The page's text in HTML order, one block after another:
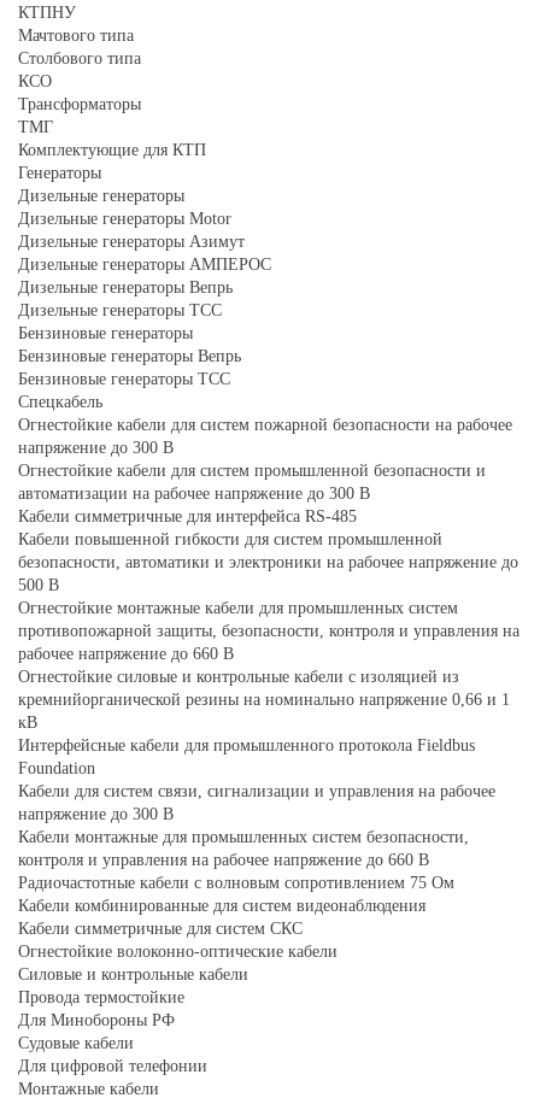
КТПНУ
Мачтового типа
Столбового типа
КСО
Трансформаторы
ТМГ
Комплектующие для КТП
Генераторы
Дизельные генераторы
Дизельные генераторы Motor
Дизельные генераторы Азимут
Дизельные генераторы АМПЕРОС
Дизельные генераторы Вепрь
Дизельные генераторы ТСС
Бензиновые генераторы
Бензиновые генераторы Вепрь
Бензиновые генераторы ТСС
Спецкабель
Огнестойкие кабели для систем пожарной безопасности на рабочее
напряжение до 300 В
Огнестойкие кабели для систем промышленной безопасности и
автоматизации на рабочее напряжение до 300 В
Кабели симметричные для интерфейса RS-485
Кабели повышенной гибкости для систем промышленной
безопасности, автоматики и электроники на рабочее напряжение до
500 В
Огнестойкие монтажные кабели для промышленных систем
противопожарной защиты, безопасности, контроля и управления на
рабочее напряжение до 660 В
Огнестойкие силовые и контрольные кабели с изоляцией из
кремнийорганической резины на номинально напряжение 0,66 и 1
кВ
Интерфейсные кабели для промышленного протокола Fieldbus
Foundation
Кабели для систем связи, сигнализации и управления на рабочее
напряжение до 300 В
Кабели монтажные для промышленных систем безопасности,
контроля и управления на рабочее напряжение до 660 В
Радиочастотные кабели с волновым сопротивлением 75 Ом
Кабели комбинированные для систем видеонаблюдения
Кабели симметричные для систем СКС
Огнестойкие волоконно-оптические кабели
Силовые и контрольные кабели
Провода термостойкие
Для Минобороны РФ
Судовые кабели
Для цифровой телефонии
Монтажные кабели